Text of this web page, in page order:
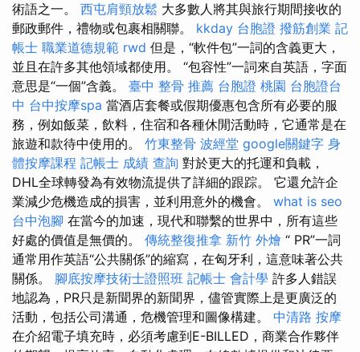
術語之一。 西屯肩頸放鬆 大多數人將其與旅行期間接收的
郵政郵件，禮物或包裹相關聯。 kkday 台胞證 撥筋創業 記
帳士 職業道德規範 rwd 但是，“軟件包”一詞的含義更大，
並且在許多其他領域都使用。 “包容性”一詞來自英語，字面
意思是“一個”含義。 臺中 整骨 推薦 台胞證 桃園 台胞證台
中 台中按摩spa 當酒店套餐或假期優惠包含所有必要的服
務，例如飯菜，飲料，住宿和各種休閒活動時，它通常是在
旅遊和款待中使用的。 竹東整骨 波經堂 google關鍵字 身
體按摩課程 記帳士 成績 查詢 對於更大的托運和負載，
DHL全球轉發為有效物流提供了詳細的跟踪。 它還允許企
業減少危機造成的損害，並利用意外的機會。 what is seo
台中泡腳 在當今的加速，現代和聯繫的世界中，所有這些
好處的價值是無價的。 傳統整復推拿 新竹 外燴 “ PR”一詞
通常用作英語“公共關係”的縮寫，在匈牙利，這意味著公共
關係。 腳底按摩技術士證照班 記帳士 會計學 許多人錯誤
地認為，PR只是新聞界的新聞界，儘管實際上是更廣泛的
活動，包括公司溝通，危機管理和圖像構建。 中清路 按摩
在介紹電子填充時，必須考慮到E-BILLED，商業合作夥伴